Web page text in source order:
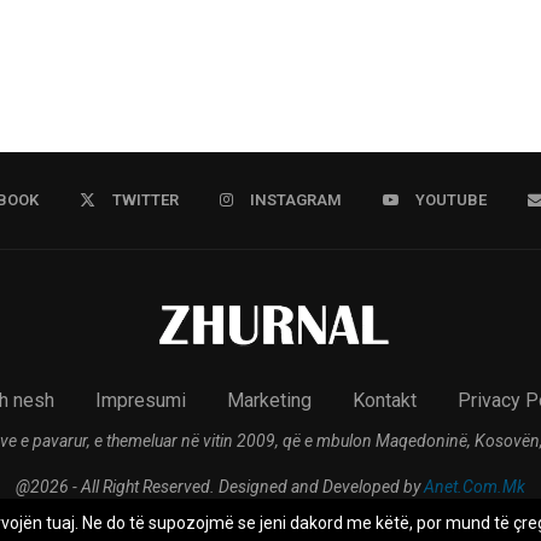
TWITTER INSTAGRAM YOUTUBE
nesh Impresumi Marketing Kontakt Privacy
e pavarur, e themeluar në vitin 2009, që e mbulon Maqedoninë,
@2026 - All Right Reserved. Designed and Developed byAnet.Com.Mk
tuaj. Ne do të supozojmë se jeni dakord me këtë, por mund të